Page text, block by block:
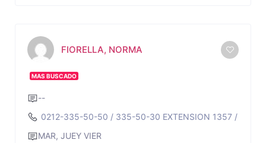
FIORELLA, NORMA
MAS BUSCADO
--
0212-335-50-50 / 335-50-30 EXTENSION 1357 / 1364
MAR, JUEY VIER